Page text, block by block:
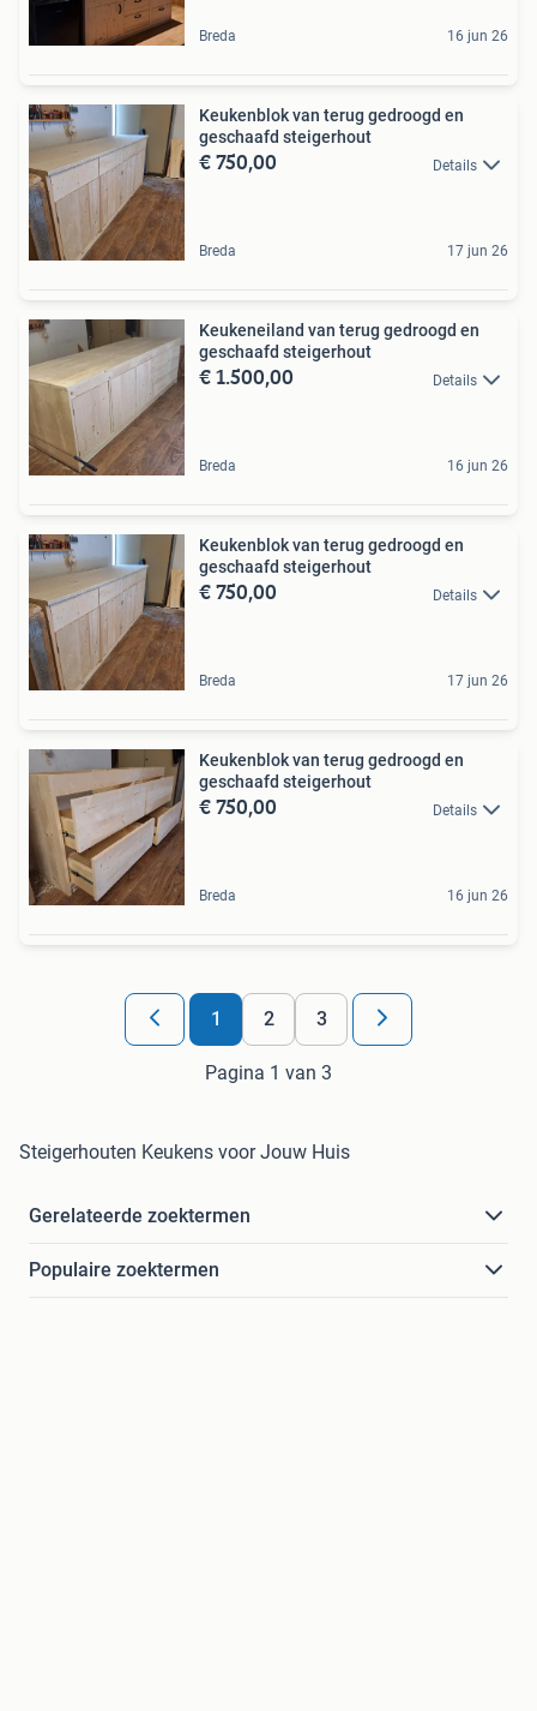
Breda 16 jun 26
Keukenblok van terug gedroogd en
geschaafd steigerhout
€ 750,00 Details
Breda 17 jun 26
Keukeneiland van terug gedroogd en
geschaafd steigerhout
€ 1.500,00 Details
Breda 16 jun 26
Keukenblok van terug gedroogd en
geschaafd steigerhout
€ 750,00 Details
Breda 17 jun 26
Keukenblok van terug gedroogd en
geschaafd steigerhout
€ 750,00 Details
Breda 16 jun 26
1 2 3
Pagina 1 van 3
Steigerhouten Keukens voor Jouw Huis
Gerelateerde zoektermen
Populaire zoektermen